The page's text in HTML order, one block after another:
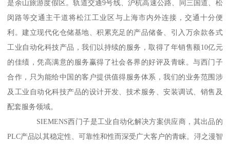
是余山旅游度假区。轨道交通9号线、沪杭高速公路、同三国道、松
闵路等交通主干道将松江工业区与上海市内外连接，交通十分便
利。建立现代化仓储基地、积累充足的产品储备、引入万余款各式
工业自动化科技产品，我们以持续的服务，取得了年销售额10亿元
的佳绩，凭高满意的服务赢得了社会各界的好评及青睐。与西门子
合作，只为能给中国的客户提供值得服务体系，我们的业务范围涉
及工业自动化科技产品的设计开发、技术服务、安装调试、销售及
配套服务领域。
SIEMENS西门子是工业自动化解决方案供应商，其出品的
PLC产品以其稳定性、可靠性和性而深受广大客户的青睐。浔之漫智